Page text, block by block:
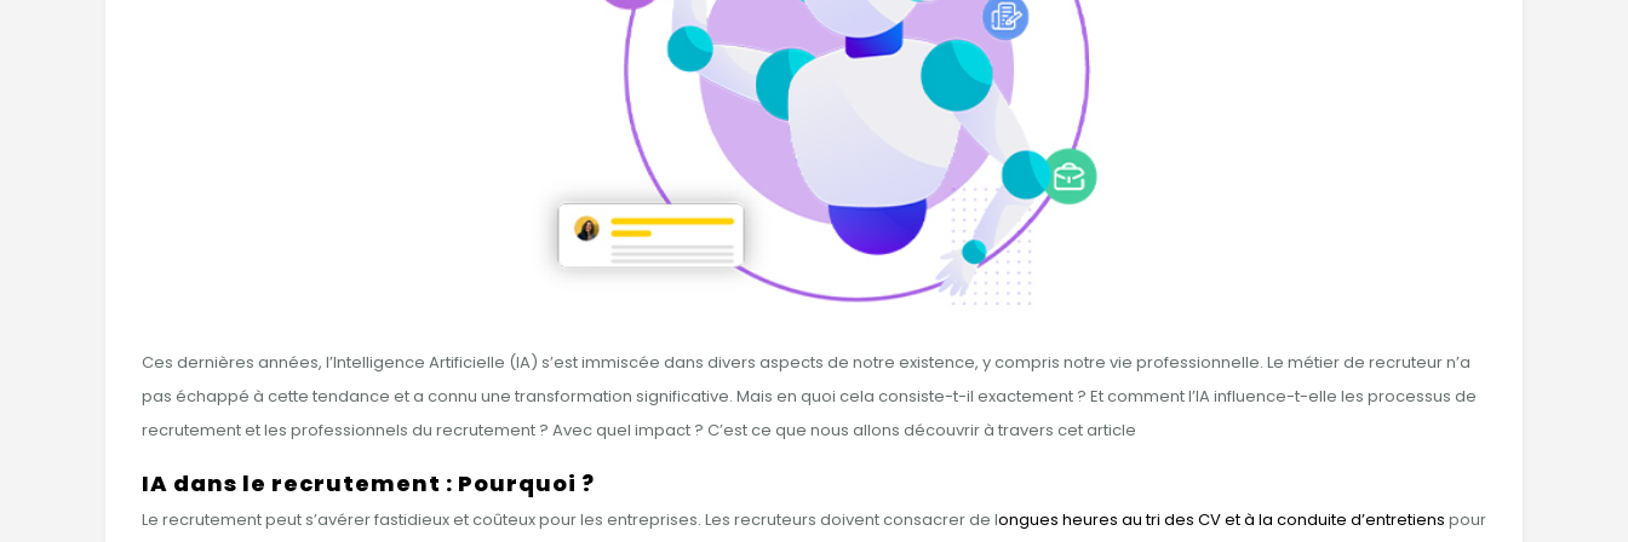
Ces dernières années, l’Intelligence Artificielle (IA) s’est immiscée dans divers aspects de notre existence, y compris notre vie professionnelle. Le métier de recruteur n’a
pas échappé à cette tendance et a connu une transformation significative. Mais en quoi cela consiste-t-il exactement ? Et comment l’IA influence-t-elle les processus de
recrutement et les professionnels du recrutement ? Avec quel impact ? C’est ce que nous allons découvrir à travers cet article
IA dans le recrutement : Pourquoi ?
Le recrutement peut s’avérer fastidieux et coûteux pour les entreprises. Les recruteurs doivent consacrer de longues heures au tri des CV et à la conduite d’entretiens pour